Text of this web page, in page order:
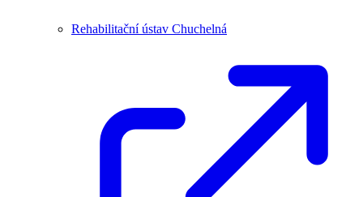
Rehabilitační ústav Chuchelná